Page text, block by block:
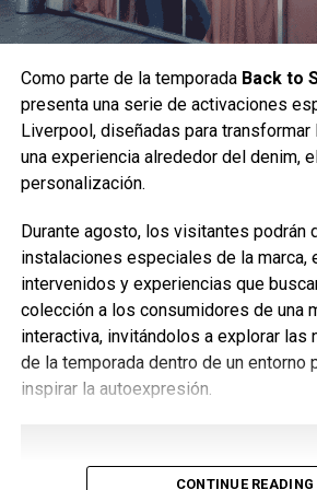
armas rotas que desestabilizaban el
con nuevos títulos de Call of Duty no
Pese a estos desafíos, la llegada de
Caldera y Vondel, junto con
combatir el cheating y refinar la
demostrando su capacidad de
Como parte de la temporada Back to
presenta una serie de activaciones
Liverpool, diseñadas para transformar
una experiencia alrededor del denim,
personalización.
Durante agosto, los visitantes podrán
instalaciones especiales de la marca,
intervenidos y experiencias que
colección a los consumidores de una
interactiva, invitándolos a explorar las
de la temporada dentro de un entorno
inspirar la autoexpresión.
CONTINUE READING